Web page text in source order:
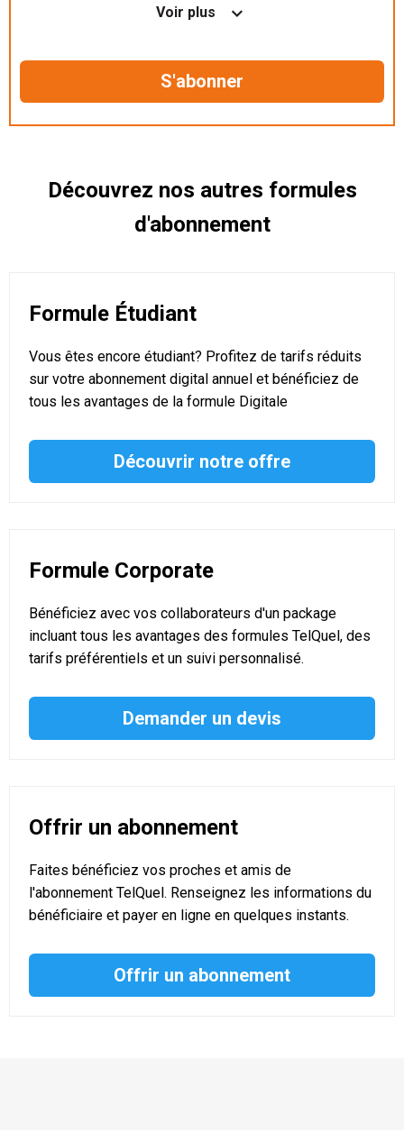
Nos articles en illimité sur ordinateur, tablette et
Le magazine TelQuel en numérique avant la sortie
Des informations confidentielles résérvées aux
Voir plus
Découvrez nos autres formules
d'abonnement
Formule Étudiant
Vous êtes encore étudiant? Profitez de tarifs réduits
sur votre abonnement digital annuel et bénéficiez de
tous les avantages de la formule Digitale
Découvrir notre offre
Formule Corporate
Bénéficiez avec vos collaborateurs d'un package
incluant tous les avantages des formules TelQuel, des
tarifs préférentiels et un suivi personnalisé.
Demander un devis
Offrir un abonnement
Faites bénéficiez vos proches et amis de
l'abonnement TelQuel. Renseignez les informations du
bénéficiaire et payer en ligne en quelques instants.
Offrir un abonnement